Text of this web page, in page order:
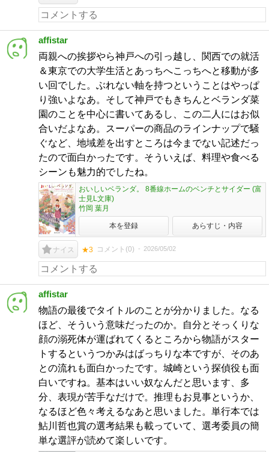
affistar
両親への挨拶やら神戸への引っ越し、関西での就活
＆東京での大学生活とあっちへこっちへと移動が多
い回でした。ぶれない軸を持つということはやっぱ
り強いよなあ。そして神戸でもきちんとベランダ菜
園のことを中心に書いてあるし、この二人にはお似
合いだよなあ。スーパーの商品のラインナップで騒
ぐなど、地域差を出すところは今までない記述だっ
たので面白かったです。そういえば、料理や食べる
シーンも魅力的でしたね。
おいしいベランダ。 8番線ホームのベンチとサイダー (富
士見L文庫)
竹岡 葉月
本を登録 あらすじ・内容
ナイス ★3 コメント(0) 2026/05/02
affistar
物語の最後でタイトルのことが分かりました。なる
ほど、そういう意味だったのか。自分とそっくりな
顔の溺死体が運ばれてくるところから物語がスター
トするというつかみはばっちりな本ですが、そのあ
との流れも面白かったです。城崎という探偵役も面
白いですね。基本はいい奴なんだと思います、多
分、表現が苦手なだけで。推理もお見事というか、
なるほど色々考えるなあと思いました。単行本では
鮎川哲也賞の選考結果も載っていて、選考委員の簡
単な選評が読めて楽しいです。